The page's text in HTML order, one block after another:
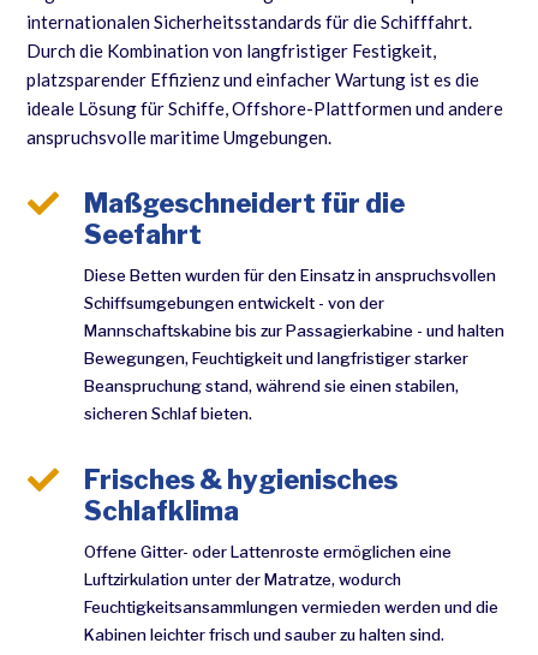
internationalen Sicherheitsstandards für die Schifffahrt.
Durch die Kombination von langfristiger Festigkeit,
platzsparender Effizienz und einfacher Wartung ist es die
ideale Lösung für Schiffe, Offshore-Plattformen und andere
anspruchsvolle maritime Umgebungen.

Maßgeschneidert für die
Seefahrt
Diese Betten wurden für den Einsatz in anspruchsvollen
Schiffsumgebungen entwickelt - von der
Mannschaftskabine bis zur Passagierkabine - und halten
Bewegungen, Feuchtigkeit und langfristiger starker
Beanspruchung stand, während sie einen stabilen,
sicheren Schlaf bieten.

Frisches & hygienisches
Schlafklima
Offene Gitter- oder Lattenroste ermöglichen eine
Luftzirkulation unter der Matratze, wodurch
Feuchtigkeitsansammlungen vermieden werden und die
Kabinen leichter frisch und sauber zu halten sind.